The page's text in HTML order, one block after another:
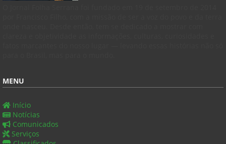
MENU
Início
Notícias
Comunicados
Serviços